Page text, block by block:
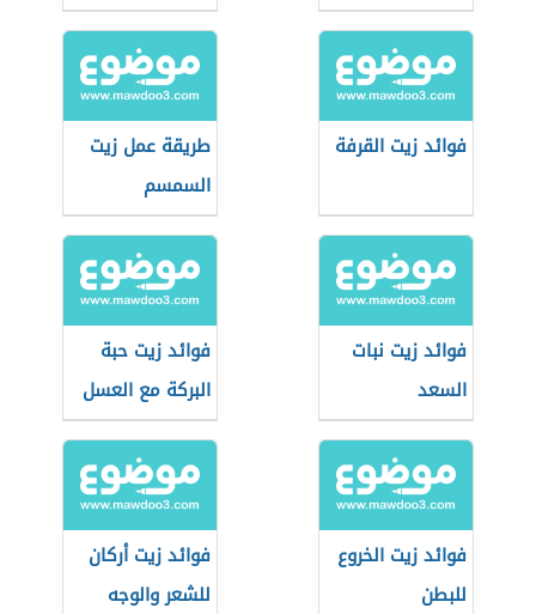
فوائد زيت القرفة
طريقة عمل زيت
السمسم
فوائد زيت نبات
السعد
فوائد زيت حبة
البركة مع العسل
فوائد زيت الخروع
للبطن
فوائد زيت أركان
للشعر والوجه